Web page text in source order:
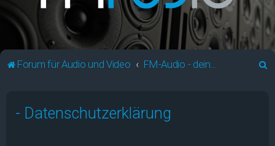
Forum für Audio und Video
- Datenschutzerklärung